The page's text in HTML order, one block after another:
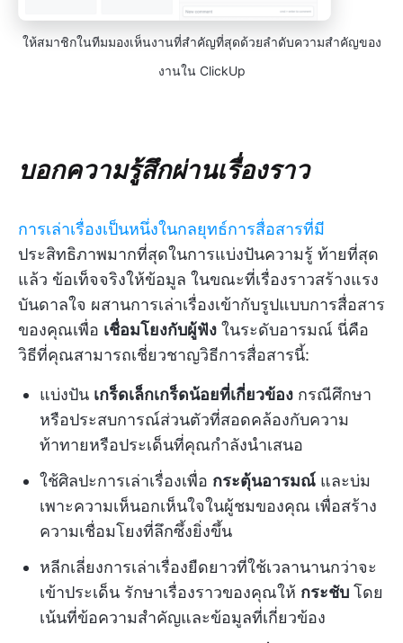
ให้สมาชิกในทีมมองเห็นงานที่สำคัญที่สุดด้วยลำดับความสำคัญของ
งานใน ClickUp
บอกความรู้สึกผ่านเรื่องราว
การเล่าเรื่องเป็นหนึ่งในกลยุทธ์การสื่อสารที่มี
ประสิทธิภาพมากที่สุดในการแบ่งปันความรู้ ท้ายที่สุด
แล้ว ข้อเท็จจริงให้ข้อมูล ในขณะที่เรื่องราวสร้างแรง
บันดาลใจ ผสานการเล่าเรื่องเข้ากับรูปแบบการสื่อสาร
ของคุณเพื่อ เชื่อมโยงกับผู้ฟัง ในระดับอารมณ์ นี่คือ
วิธีที่คุณสามารถเชี่ยวชาญวิธีการสื่อสารนี้:
แบ่งปัน เกร็ดเล็กเกร็ดน้อยที่เกี่ยวข้อง กรณีศึกษา
หรือประสบการณ์ส่วนตัวที่สอดคล้องกับความ
ท้าทายหรือประเด็นที่คุณกำลังนำเสนอ
ใช้ศิลปะการเล่าเรื่องเพื่อ กระตุ้นอารมณ์ และบ่ม
เพาะความเห็นอกเห็นใจในผู้ชมของคุณ เพื่อสร้าง
ความเชื่อมโยงที่ลึกซึ้งยิ่งขึ้น
หลีกเลี่ยงการเล่าเรื่องยืดยาวที่ใช้เวลานานกว่าจะ
เข้าประเด็น รักษาเรื่องราวของคุณให้ กระชับ โดย
เน้นที่ข้อความสำคัญและข้อมูลที่เกี่ยวข้อง